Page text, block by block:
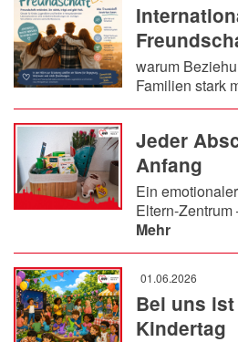
warum
Familien stark
Jeder
Anfang
Ein
Eltern-
Mehr
01.06.2026
Bei uns
Kindertag